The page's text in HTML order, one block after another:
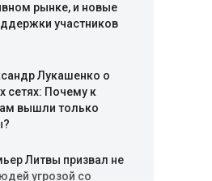
рынке, и новые
участников
Лукашенко о
сетях: Почему к
вышли только
Литвы призвал не
угрозой со